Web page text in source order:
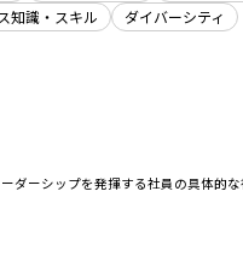
知識・スキル ダイバーシティ
ーダーシップを発揮する社員の具体的